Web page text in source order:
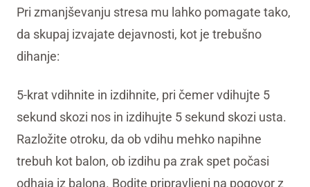
Pri zmanjševanju stresa mu lahko pomagate tako,
da skupaj izvajate dejavnosti, kot je trebušno
dihanje:
5-krat vdihnite in izdihnite, pri čemer vdihujte 5
sekund skozi nos in izdihujte 5 sekund skozi usta.
Razložite otroku, da ob vdihu mehko napihne
trebuh kot balon, ob izdihu pa zrak spet počasi
odhaja iz balona. Bodite pripravljeni na pogovor z